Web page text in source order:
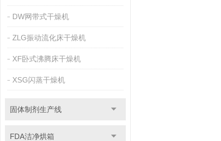
DW网带式干燥机
ZLG振动流化床干燥机
XF卧式沸腾床干燥机
XSG闪蒸干燥机
固体制剂生产线
FDA洁净烘箱